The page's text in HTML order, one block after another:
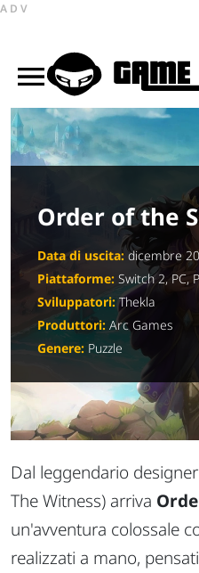
ADV
Order of the
Data di uscita:dicembre
Piattaforme: Switch 2, PC,
Sviluppatori:Thekla
Produttori: Arc Games
Genere: Puzzle
Dal leggendario
The Witness) arriva
un'avventura colossale
realizzati a mano,